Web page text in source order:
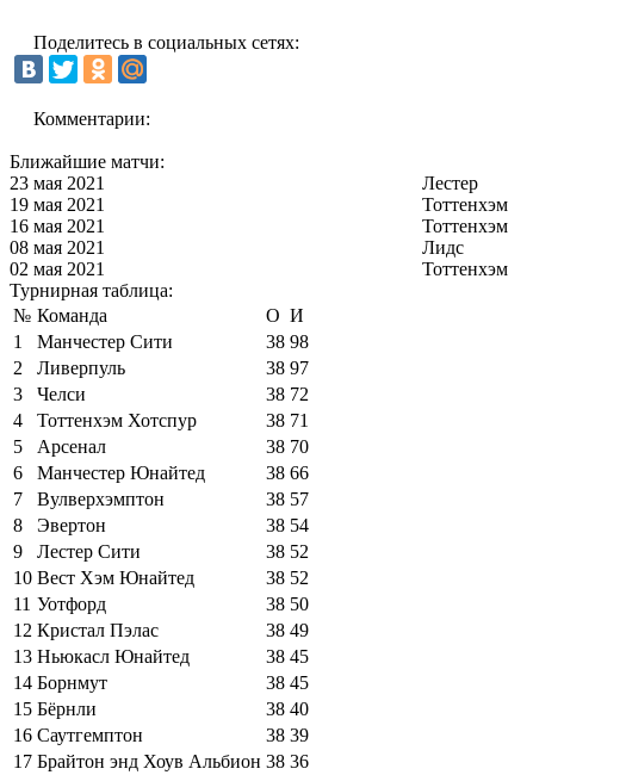
Поделитесь в социальных сетях:
Комментарии:
Ближайшие матчи:
23 мая 2021
Лестер
19 мая 2021
Тоттенхэм
16 мая 2021
Тоттенхэм
08 мая 2021
Лидс
02 мая 2021
Тоттенхэм
Турнирная таблица:
№ Команда О И
1
Манчестер Сити 38 98
2
Ливерпуль 38 97
3
Челси 38 72
4
Тоттенхэм Хотспур 38 71
5
Арсенал 38 70
6
Манчестер Юнайтед 38 66
7
Вулверхэмптон 38 57
8
Эвертон 38 54
9
Лестер Сити 38 52
10 Вест Хэм Юнайтед 38 52
11 Уотфорд 38 50
12 Кристал Пэлас 38 49
13 Ньюкасл Юнайтед 38 45
14 Борнмут 38 45
15 Бёрнли 38 40
16 Саутгемптон 38 39
17 Брайтон энд Хоув Альбион 38 36